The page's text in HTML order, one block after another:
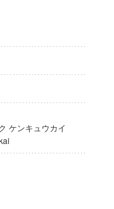
ケンキュウカイ